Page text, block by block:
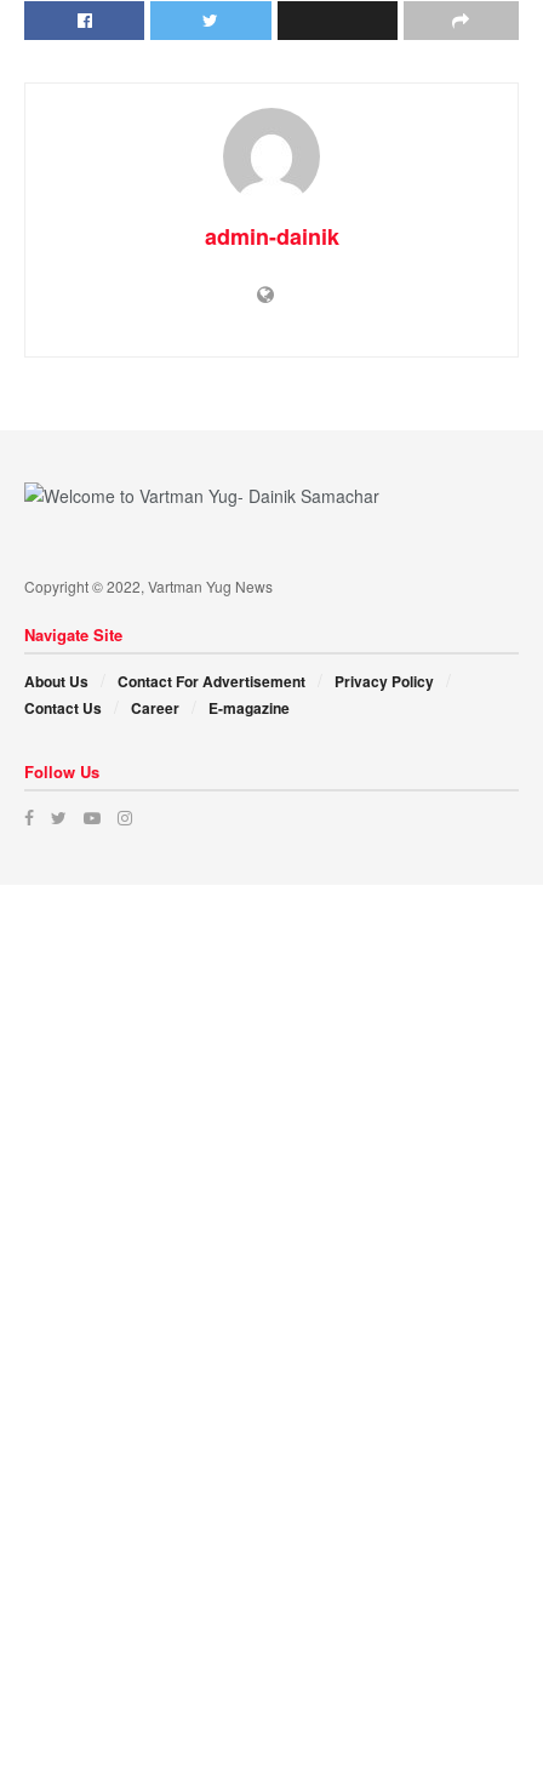
admin-dainik
Copyright © 2022, Vartman Yug News
Navigate Site
About Us Contact For Advertisement
Privacy Policy
Contact Us
Career E-magazine
Follow Us